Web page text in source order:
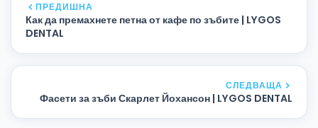
ПРЕДИШНА
Как да премахнете петна от кафе по зъбите | LYGOS
DENTAL
СЛЕДВАЩА
Фасети за зъби Скарлет Йохансон | LYGOS DENTAL